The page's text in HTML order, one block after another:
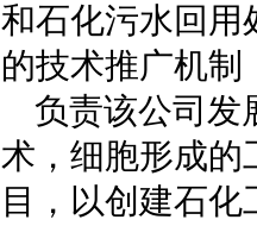
和石化污水回用
的技术推广机制
负责该公司发
术，细胞形成的
目，以创建石